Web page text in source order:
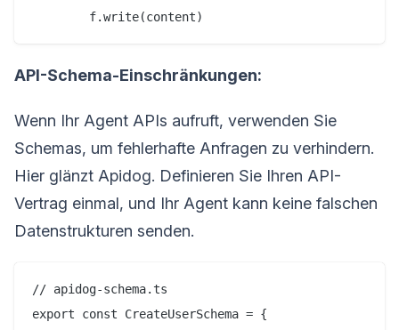
API-Schema-Einschränkungen:
Wenn Ihr Agent APIs aufruft, verwenden Sie
Schemas, um fehlerhafte Anfragen zu verhindern.
Hier glänzt Apidog. Definieren Sie Ihren API-
Vertrag einmal, und Ihr Agent kann keine falschen
Datenstrukturen senden.
// apidog-schema.ts
export const CreateUserSchema = {